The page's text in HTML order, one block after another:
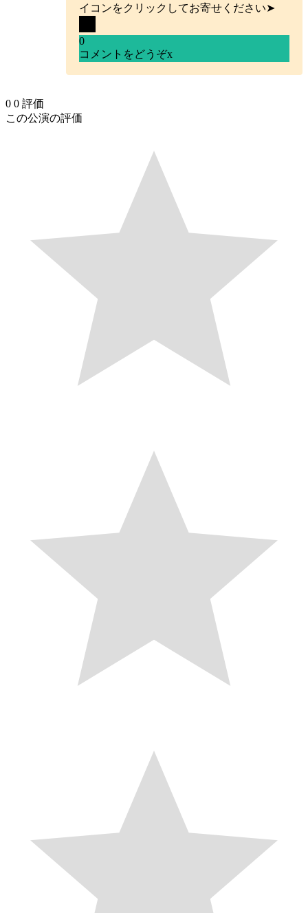
イコンをクリックしてお寄せください➤
0
コメントをどうぞx
0 0 評価
この公演の評価